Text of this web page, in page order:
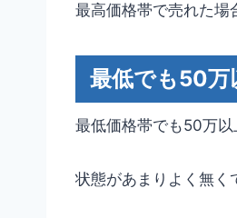
最高価格帯で売れた場
最低でも50万
最低価格帯でも50万以
状態があまりよく無く